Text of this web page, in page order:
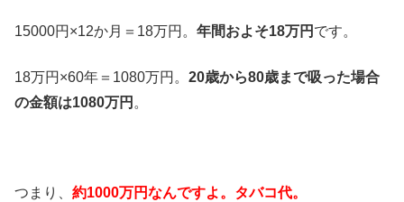
15000円×12か月＝18万円。 年間およそ18万円 です。
18万円×60年＝1080万円。 20歳から80歳まで吸った場合
の金額は1080万円 。
つまり、 約1000万円なんですよ。タバコ代。